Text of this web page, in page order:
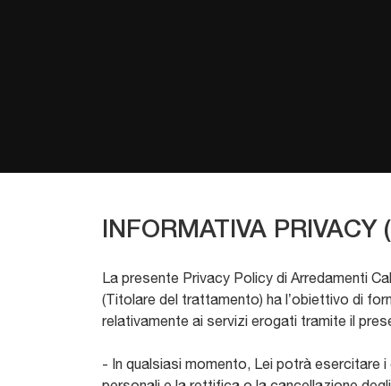
INFORMATIVA
La presente Privacy Policy di Arredamenti
(Titolare del trattamento) ha l’obiettivo di
relativamente ai servizi erogati tramite il
- In qualsiasi momento, Lei potrà esercitare